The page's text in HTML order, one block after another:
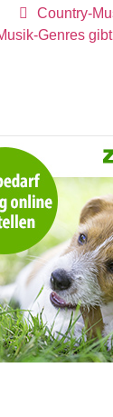
Country-
Genres